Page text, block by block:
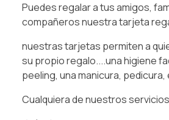
Puedes regalar a tus amigos,
compañeros nuestra tarjeta
nuestras tarjetas permiten a
su propio regalo....una higiene
peeling, una manicura, pedicura,
Cualquiera de nuestros